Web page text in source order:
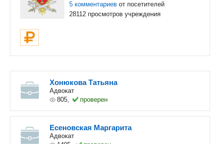
5 комментариев от посетителей
28112 просмотров учреждения
Хонюкова Татьяна
Адвокат
805,
проверен
Есеновская Маргарита
Адвокат